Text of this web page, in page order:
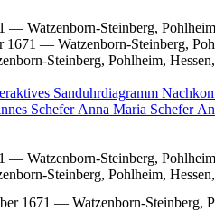
— Watzenborn-Steinberg,
1671 — Watzenborn-Steinberg,
Steinberg, Pohlheim,
Sanduhrdiagramm
Schefer Anna Maria Schefer
— Watzenborn-Steinberg,
Steinberg, Pohlheim,
1671 — Watzenborn-Steinberg,